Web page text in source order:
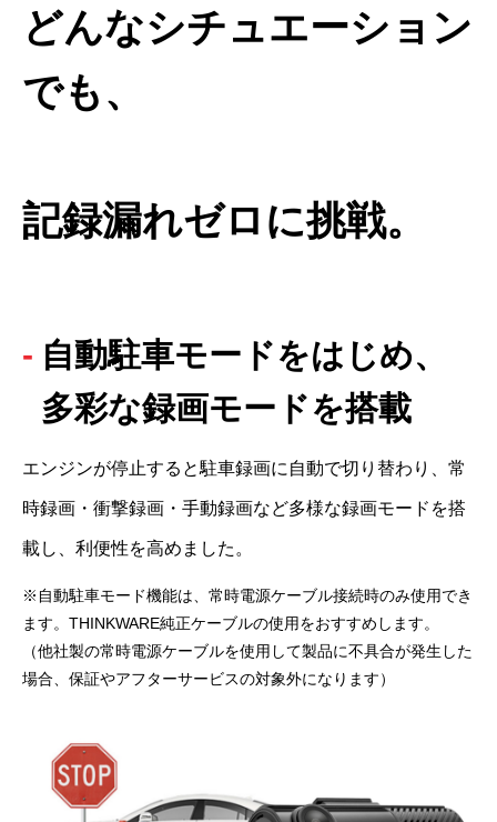
どんなシチュエーション
でも、
記録漏れゼロに挑戦。
自動駐車モードをはじめ、
多彩な録画モードを搭載
エンジンが停止すると駐車録画に自動で切り替わり、常
時録画・衝撃録画・手動録画など多様な録画モードを搭
載し、利便性を高めました。
※自動駐車モード機能は、常時電源ケーブル接続時のみ使用でき
ます。THINKWARE純正ケーブルの使用をおすすめします。
（他社製の常時電源ケーブルを使用して製品に不具合が発生した
場合、保証やアフターサービスの対象外になります）